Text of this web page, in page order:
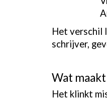
Het verschil
schrijver,
Wat
Het klinkt